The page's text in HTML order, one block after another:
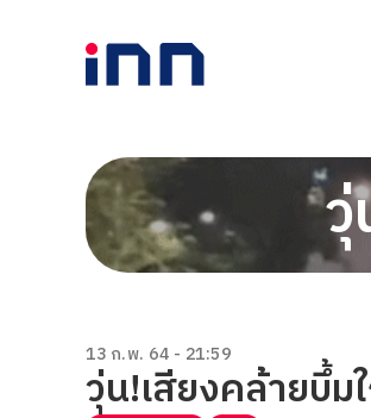
13 ก.พ. 64 - 21:59
วุ่น!เสียงคล้ายบึ้ม